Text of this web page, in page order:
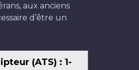
aux anciens
d’être un
(ATS) : 1-